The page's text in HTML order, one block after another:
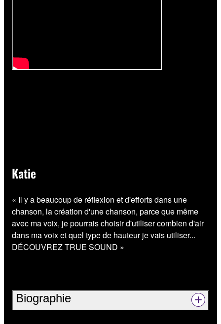
Katie
« Il y a beaucoup de réflexion et d'efforts dans une
chanson, la création d'une chanson, parce que même
avec ma voix, je pourrais choisir d'utiliser combien d'air
dans ma voix et quel type de hauteur je vais utiliser...
DÉCOUVREZ TRUE SOUND »
Biographie